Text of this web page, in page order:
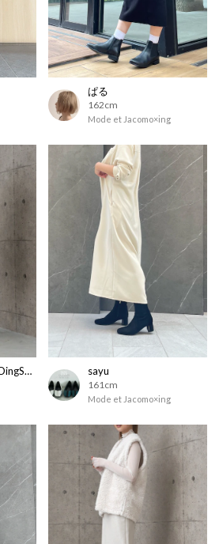
ぱる
162cm
Mode et Jacomo×ing
MODEETJACOMOingSTAFF sayu
161cm
Mode et Jacomo×ing